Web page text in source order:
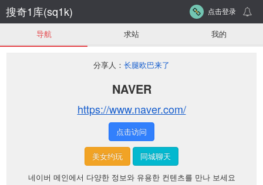
搜奇1库(sq1k) 点击登录
导航 求站 我的
分享人： 长腿欧巴来了
NAVER
https://www.naver.com/
点击访问
美女约玩
同城聊天
네이버 메인에서 다양한 정보와 유용한 컨텐츠를 만나 보세요